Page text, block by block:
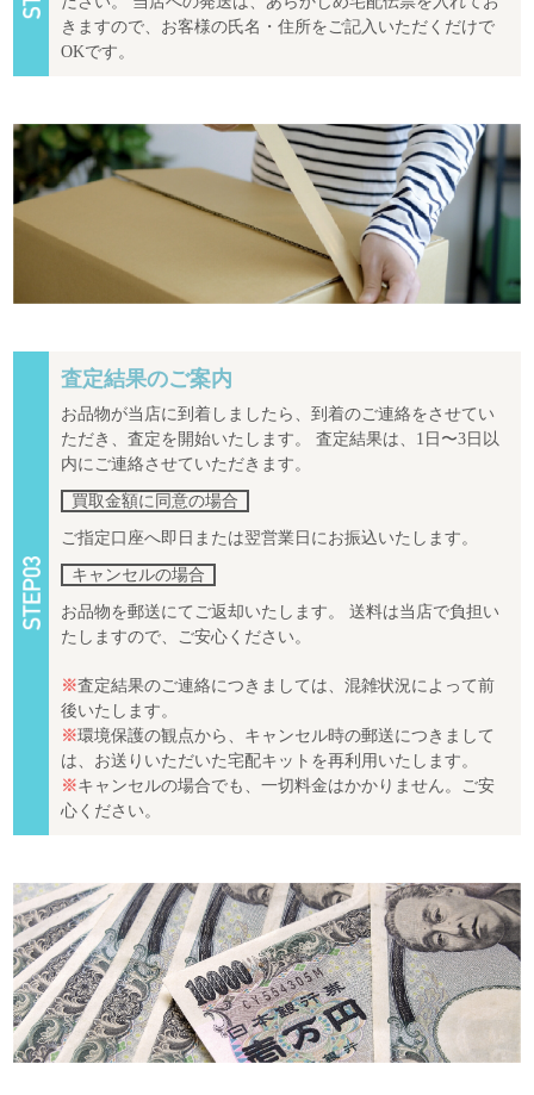
きますので、お客様の氏名・住所をご記入いただくだけで
OKです。
査定結果のご案内
お品物が当店に到着しましたら、到着のご連絡をさせてい
ただき、査定を開始いたします。 査定結果は、1日〜3日以
内にご連絡させていただきます。
買取金額に同意の場合
ご指定口座へ即日または翌営業日にお振込いたします。
キャンセルの場合
お品物を郵送にてご返却いたします。 送料は当店で負担い
たしますので、ご安心ください。
※査定結果のご連絡につきましては、混雑状況によって前
後いたします。
※環境保護の観点から、キャンセル時の郵送につきまして
は、お送りいただいた宅配キットを再利用いたします。
※キャンセルの場合でも、一切料金はかかりません。ご安
心ください。